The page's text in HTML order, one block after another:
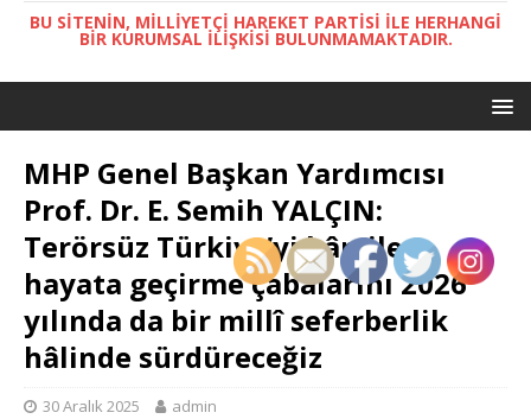
BU SITENIN, MİLLİYETÇİ HAREKET PARTİSİ ILE HERHANGI
BIR KURUMSAL İLIŞKISI BULUNMAMAKTADIR.
MHP Genel Başkan Yardımcısı
Prof. Dr. E. Semih YALÇIN:
Terörsüz Türkiye’yi kâmilen
hayata geçirme çabalarını 2026
yılında da bir millî seferberlik
hâlinde sürdüreceğiz
30 Aralık 2025 admin